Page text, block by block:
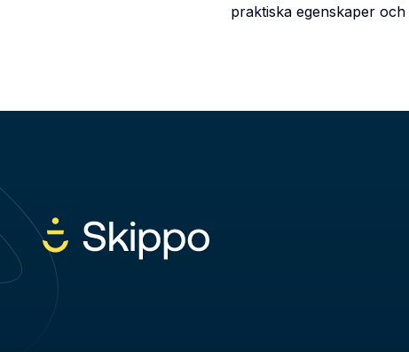
praktiska egenskaper